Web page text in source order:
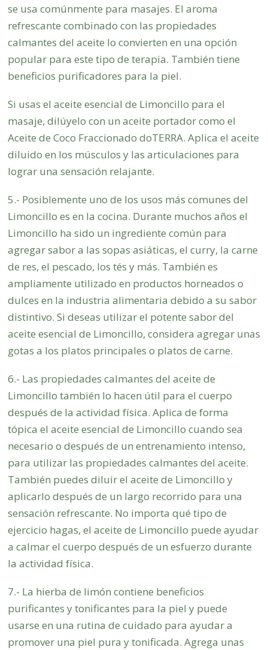
se usa comúnmente para masajes. El aroma
refrescante combinado con las propiedades
calmantes del aceite lo convierten en una opción
popular para este tipo de terapia. También tiene
beneficios purificadores para la piel.
Si usas el aceite esencial de Limoncillo para el
masaje, dilúyelo con un aceite portador como el
Aceite de Coco Fraccionado doTERRA. Aplica el aceite
diluido en los músculos y las articulaciones para
lograr una sensación relajante.
5.- Posiblemente uno de los usos más comunes del
Limoncillo es en la cocina. Durante muchos años el
Limoncillo ha sido un ingrediente común para
agregar sabor a las sopas asiáticas, el curry, la carne
de res, el pescado, los tés y más. También es
ampliamente utilizado en productos horneados o
dulces en la industria alimentaria debido a su sabor
distintivo. Si deseas utilizar el potente sabor del
aceite esencial de Limoncillo, considera agregar unas
gotas a los platos principales o platos de carne.
6.- Las propiedades calmantes del aceite de
Limoncillo también lo hacen útil para el cuerpo
después de la actividad física. Aplica de forma
tópica el aceite esencial de Limoncillo cuando sea
necesario o después de un entrenamiento intenso,
para utilizar las propiedades calmantes del aceite.
También puedes diluir el aceite de Limoncillo y
aplicarlo después de un largo recorrido para una
sensación refrescante. No importa qué tipo de
ejercicio hagas, el aceite de Limoncillo puede ayudar
a calmar el cuerpo después de un esfuerzo durante
la actividad física.
7.- La hierba de limón contiene beneficios
purificantes y tonificantes para la piel y puede
usarse en una rutina de cuidado para ayudar a
promover una piel pura y tonificada. Agrega unas